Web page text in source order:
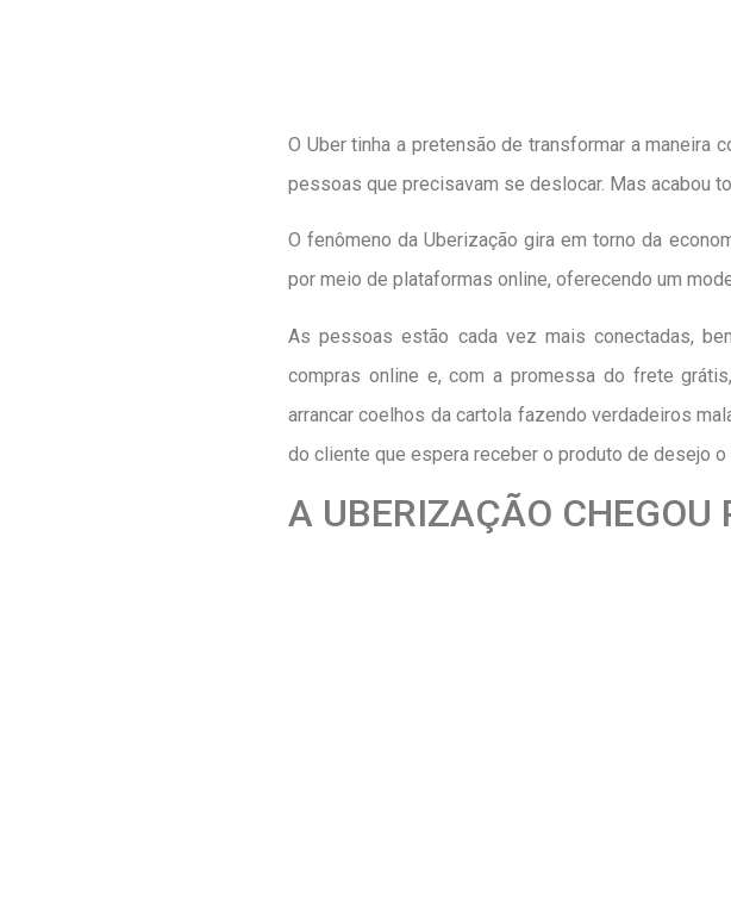
O Uber tinha a pretensão de transformar a
pessoas que precisavam se deslocar. Mas acabou
O fenômeno da Uberização gira em torno da
por meio de plataformas online, oferecendo um
As pessoas estão cada vez mais conectadas,
compras online e, com a promessa do frete
arrancar coelhos da cartola fazendo verdadeiros
do cliente que espera receber o produto de desejo
A UBERIZAÇÃO CHEGOU